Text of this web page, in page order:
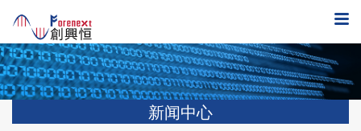
新闻中心